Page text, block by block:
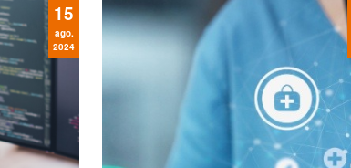
15
ago.
2024